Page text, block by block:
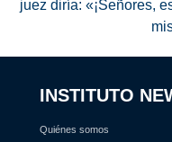
juez diría: «¡Señores,
INSTITUTO
Quiénes somos